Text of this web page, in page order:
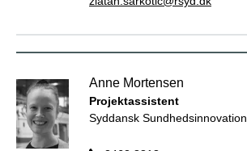
Anne Mortensen
Projektassistent
Syddansk Sundhedsinnovation